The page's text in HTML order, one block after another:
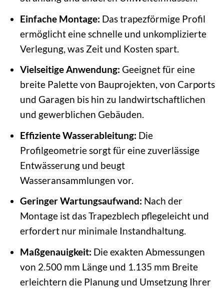
Einfache Montage: Das trapezförmige Profil
ermöglicht eine schnelle und unkomplizierte
Verlegung, was Zeit und Kosten spart.
Vielseitige Anwendung: Geeignet für eine
breite Palette von Bauprojekten, von Carports
und Garagen bis hin zu landwirtschaftlichen
und gewerblichen Gebäuden.
Effiziente Wasserableitung: Die
Profilgeometrie sorgt für eine zuverlässige
Entwässerung und beugt
Wasseransammlungen vor.
Geringer Wartungsaufwand: Nach der
Montage ist das Trapezblech pflegeleicht und
erfordert nur minimale Instandhaltung.
Maßgenauigkeit: Die exakten Abmessungen
von 2.500 mm Länge und 1.135 mm Breite
erleichtern die Planung und Umsetzung Ihrer